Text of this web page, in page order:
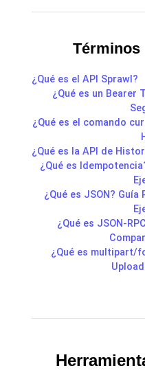
Términos
¿Qué es el API Sprawl?
¿Qué es un Bearer
¿Qué es el comando
¿Qué es la API de
¿Qué es
¿Qué es JSON?
¿Qué es JSON-
¿Qué es multipart/